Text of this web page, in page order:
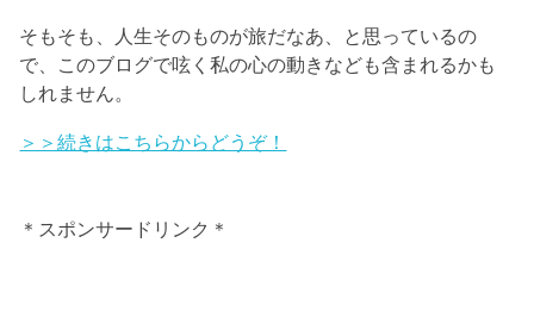
そもそも、人生そのものが旅だなあ、と思っているの
で、このブログで呟く私の心の動きなども含まれるかも
しれません。
＞＞続きはこちらからどうぞ！
＊スポンサードリンク＊